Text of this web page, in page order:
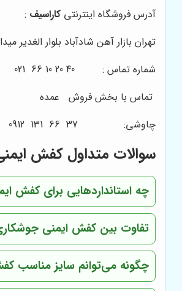
آدرس فروشگاه اینترنتی کاراسیف :
تهران بازار آهن شادآباد بلوار الغدیر
شماره تماس : 40 20 10 66 021
تماس با بخش فروش عمده
چاوشی: 37 66 131 0912
سوالات متداول کفش
چه استانداردهایی برای کفش
تفاوت بین کفش ایمنی
چگونه می‌توانم سایز مناسب